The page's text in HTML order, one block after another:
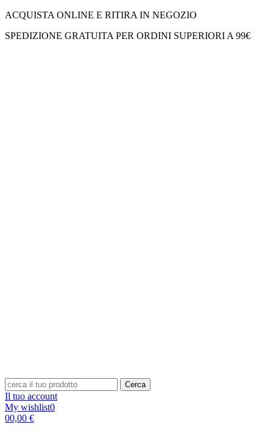
ACQUISTA ONLINE E RITIRA IN NEGOZIO
SPEDIZIONE GRATUITA PER ORDINI SUPERIORI A 99€
Cerca
Il tuo account
My wishlist0
00,00 €